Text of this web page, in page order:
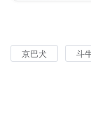
京巴犬 斗